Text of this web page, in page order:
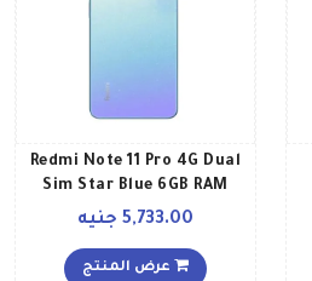
Redmi Note 11 Pro 4G Dual
Sim Star Blue 6GB RAM
64GB Global Version
5,733.00 جنيه
عرض المنتج